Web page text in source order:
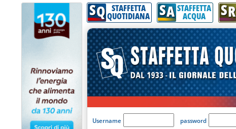
SQ STAFFETTA
QUOTIDIANA SA STAFFETTA
ACQUA SR
'Modulo Login per accedere'
Username password